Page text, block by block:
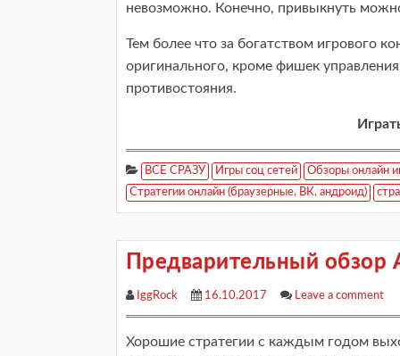
невозможно. Конечно, привыкнуть
Тем более что за богатством игрового
оригинального, кроме фишек
противостояния.
ВСЕ СРАЗУ Игры соц сетей
Обзоры онлайн
Стратегии онлайн (браузерные, ВК, андроид)
Предварительный обзор
IggRock 16.10.2017 Leave a comment
Хорошие стратегии с каждым годом